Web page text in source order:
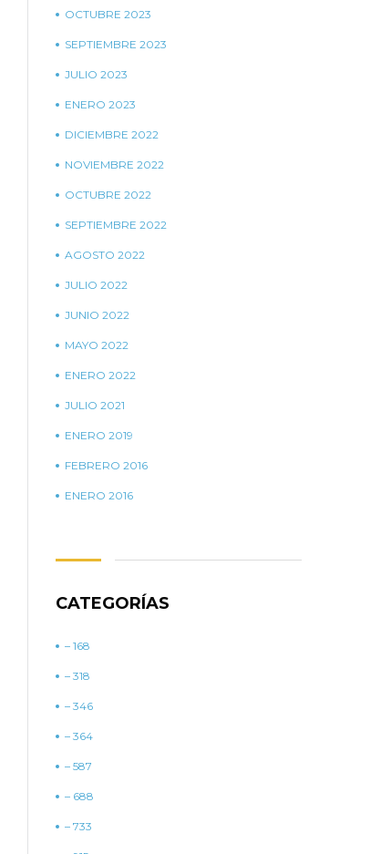
OCTUBRE 2023
SEPTIEMBRE 2023
JULIO 2023
ENERO 2023
DICIEMBRE 2022
NOVIEMBRE 2022
OCTUBRE 2022
SEPTIEMBRE 2022
AGOSTO 2022
JULIO 2022
JUNIO 2022
MAYO 2022
ENERO 2022
JULIO 2021
ENERO 2019
FEBRERO 2016
ENERO 2016
CATEGORÍAS
– 168
– 318
– 346
– 364
– 587
– 688
– 733